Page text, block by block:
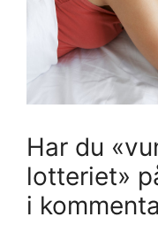
Har du
lotteriet»
i